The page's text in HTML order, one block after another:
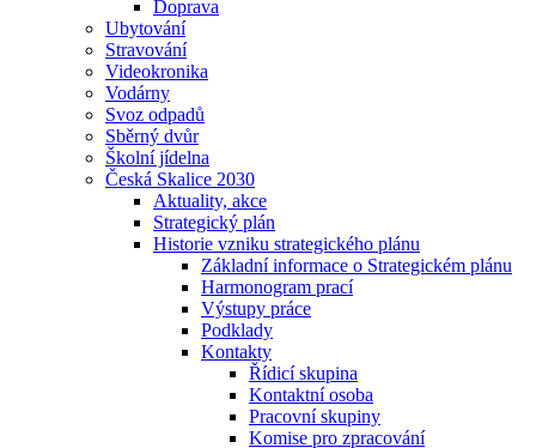
Doprava
Ubytování
Stravování
Videokronika
Vodárny
Svoz odpadů
Sběrný dvůr
Školní jídelna
Česká Skalice 2030
Aktuality, akce
Strategický plán
Historie vzniku strategického plánu
Základní informace o Strategickém plánu
Harmonogram prací
Výstupy práce
Podklady
Kontakty
Řídicí skupina
Kontaktní osoba
Pracovní skupiny
Komise pro zpracování